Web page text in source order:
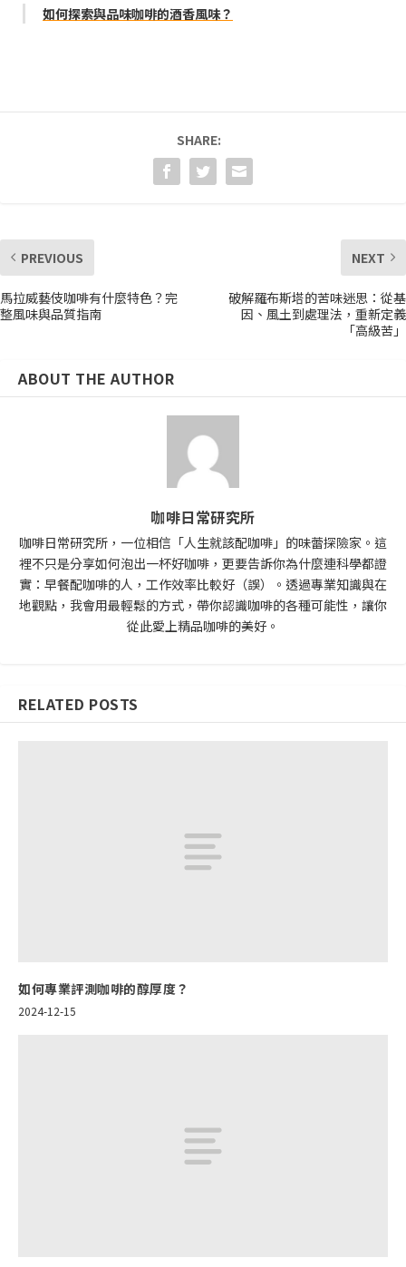
如何探索與品味咖啡的酒香風味？
SHARE:
PREVIOUS
馬拉威藝伎咖啡有什麼特色？完
整風味與品質指南
NEXT
破解羅布斯塔的苦味迷思：從基
因、風土到處理法，重新定義
「高級苦」
ABOUT THE AUTHOR
咖啡日常研究所
咖啡日常研究所，一位相信「人生就該配咖啡」的味蕾探險家。這
裡不只是分享如何泡出一杯好咖啡，更要告訴你為什麼連科學都證
實：早餐配咖啡的人，工作效率比較好（誤）。透過專業知識與在
地觀點，我會用最輕鬆的方式，帶你認識咖啡的各種可能性，讓你
從此愛上精品咖啡的美好。
RELATED POSTS
如何專業評測咖啡的醇厚度？
2024-12-15